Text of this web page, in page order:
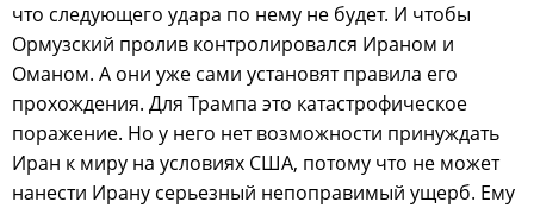
что следующего удара по нему не будет. И чтобы
Ормузский пролив контролировался Ираном и
Оманом. А они уже сами установят правила его
прохождения. Для Трампа это катастрофическое
поражение. Но у него нет возможности принуждать
Иран к миру на условиях США, потому что не может
нанести Ирану серьезный непоправимый ущерб. Ему